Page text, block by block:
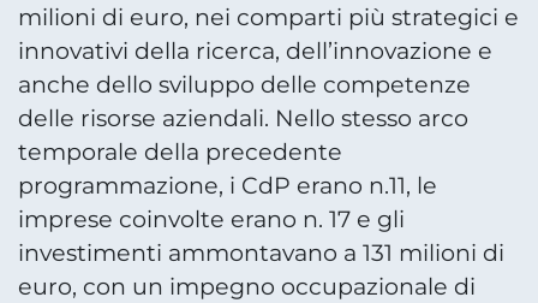
milioni di euro, nei comparti più strategici e
innovativi della ricerca, dell’innovazione e
anche dello sviluppo delle competenze
delle risorse aziendali. Nello stesso arco
temporale della precedente
programmazione, i CdP erano n.11, le
imprese coinvolte erano n. 17 e gli
investimenti ammontavano a 131 milioni di
euro, con un impegno occupazionale di